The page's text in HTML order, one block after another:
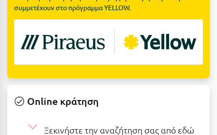
Ε
Ελληνικό Αρκαδίας
Ελούντα Κρήτης
Ερέτρια
Ερμιόνη
συμμετέχουν στο πρόγραμμα YELLOW.
Online κράτηση
Ξεκινήστε την αναζήτηση σας από εδώ